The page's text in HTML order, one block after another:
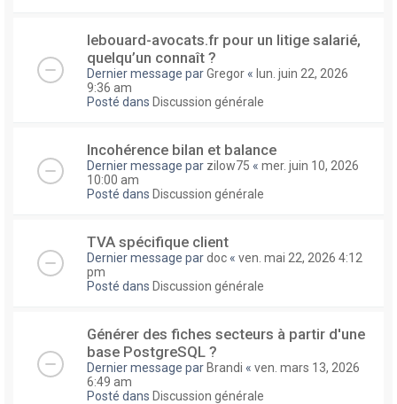
lebouard-avocats.fr pour un litige salarié,
quelqu’un connaît ?
Dernier message parGregor « lun. juin 22, 2026
9:36 am
Posté dans Discussion générale
Incohérence bilan et balance
Dernier message par zilow75 « mer. juin 10, 2026
10:00 am
Posté dans Discussion générale
TVA spécifique client
Dernier message pardoc « ven. mai 22, 2026 4:12
pm
Posté dans Discussion générale
Générer des fiches secteurs à partir d'une
base PostgreSQL ?
Dernier message par Brandi « ven. mars 13, 2026
6:49 am
Posté dans Discussion générale